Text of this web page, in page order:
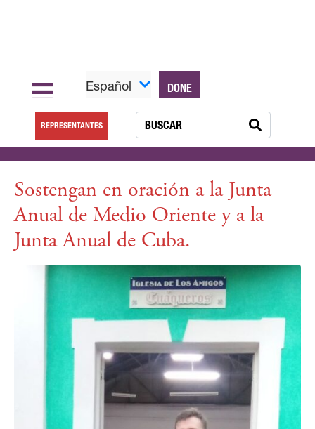
Español DONE
REPRESENTANTES
Sostengan en oración a la Junta
Anual de Medio Oriente y a la
Junta Anual de Cuba.